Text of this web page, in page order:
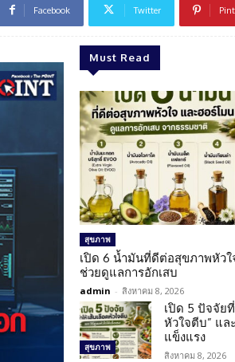
Facebook Twitter
Must Read
สุขภาพ
เปิด 6 น้ำมันที่ดีต่อสุขภาพหัวใ
ช่วยดูแลการอักเสบ
admin - สิงหาคม 8, 2026
สุขภาพ
เปิด 5 ปัจจัย
หัวใจตีบ” แล
แข็งแรง
สิงหาคม 8, 2026